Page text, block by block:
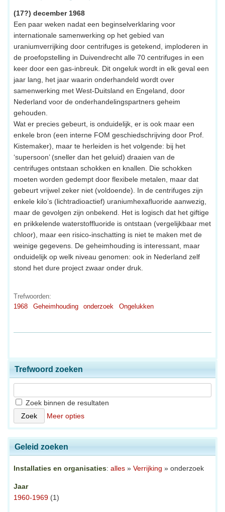
(17?) december 1968
Een paar weken nadat een beginselverklaring voor
internationale samenwerking op het gebied van
uraniumverrijking door centrifuges is getekend, imploderen in
de proefopstelling in Duivendrecht alle 70 centrifuges in een
keer door een gas-inbreuk. Dit ongeluk wordt in elk geval een
jaar lang, het jaar waarin onderhandeld wordt over
samenwerking met West-Duitsland en Engeland, door
Nederland voor de onderhandelingspartners geheim
gehouden.
Wat er precies gebeurt, is onduidelijk, er is ook maar een
enkele bron (een interne FOM geschiedschrijving door Prof.
Kistemaker), maar te herleiden is het volgende: bij het
‘supersoon’ (sneller dan het geluid) draaien van de
centrifuges ontstaan schokken en knallen. Die schokken
moeten worden gedempt door flexibele metalen, maar dat
gebeurt vrijwel zeker niet (voldoende). In de centrifuges zijn
enkele kilo’s (lichtradioactief) uraniumhexafluoride aanwezig,
maar de gevolgen zijn onbekend. Het is logisch dat het giftige
en prikkelende waterstoffluoride is ontstaan (vergelijkbaar met
chloor), maar een risico-inschatting is niet te maken met de
weinige gegevens. De geheimhouding is interessant, maar
onduidelijk op welk niveau genomen: ook in Nederland zelf
stond het dure project zwaar onder druk.
Trefwoorden:
1968
Geheimhouding onderzoek Ongelukken
Trefwoord zoeken
Zoek binnen de resultaten
Meer opties
Geleid zoeken
Installaties en organisaties: alles » Verrijking » onderzoek
Jaar
1960-1969 (1)